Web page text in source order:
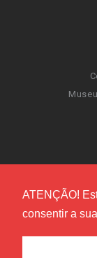
ATENÇÃO!
consentir a